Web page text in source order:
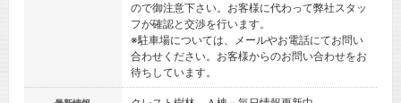
ので御注意下さい。お客様に代わって弊社スタッ
フが確認と交渉を行います。
※駐車場については、メールやお電話にてお問い
合わせください。お客様からのお問い合わせをお
待ちしています。